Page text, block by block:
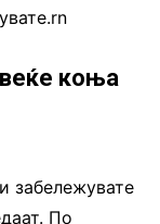
коња
забележувате
По